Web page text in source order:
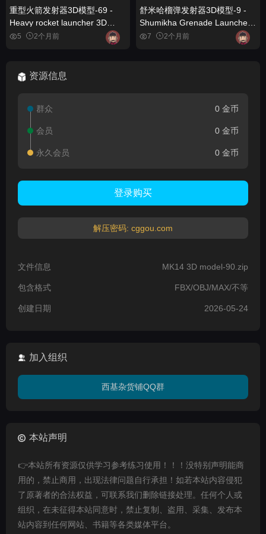
重型火箭发射器3D模型-69 -
Heavy rocket launcher 3D
model-69
5 2个月前
舒米哈榴弹发射器3D模型-9 -
Shumikha Grenade Launcher
3D model-9
7 2个月前
资源信息
群众 0 金币
会员 0 金币
永久会员 0 金币
登录购买
解压密码: cggou.com
文件信息 MK14 3D model-90.zip
包含格式 FBX/OBJ/MAX/不等
创建日期 2026-05-24
加入组织
西基杂货铺QQ群
本站声明
👉本站所有资源仅供学习参考练习使用！！！没特别声明能商
用的，禁止商用，出现法律问题自行承担！如若本站内容侵犯
了原著者的合法权益，可联系我们删除链接处理。任何个人或
组织，在未征得本站同意时，禁止复制、盗用、采集、发布本
站内容到任何网站、书籍等各类媒体平台。